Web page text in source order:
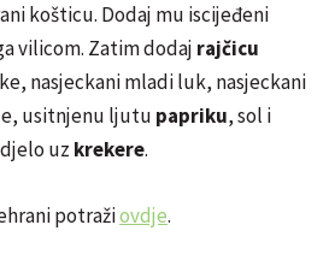
košticu. Dodaj mu iscijeđeni
vilicom. Zatim dodaj rajčicu
nasjeckani mladi luk, nasjeckani
usitnjenu ljutu papriku, sol i
uz krekere.
potražiovdje.